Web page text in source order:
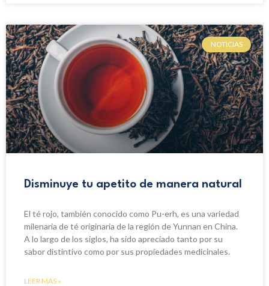
NOTICIAS
Disminuye tu apetito de manera natural
El té rojo, también conocido como Pu-erh, es una variedad
milenaria de té originaria de la región de Yunnan en China.
A lo largo de los siglos, ha sido apreciado tanto por su
sabor distintivo como por sus propiedades medicinales.
LEER MÁS »